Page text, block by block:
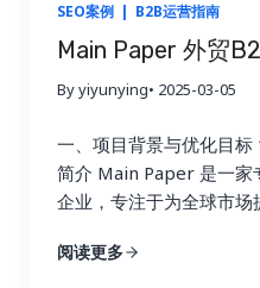
SEO案例 | B2B运营指南
Main Paper 外贸
By yiyunying• 2025-03-05
一、项目背景与优化目
简介 Main Paper 是一家
企业，专注于为全球市场
市场，并寻找合适的代理
阅读更多